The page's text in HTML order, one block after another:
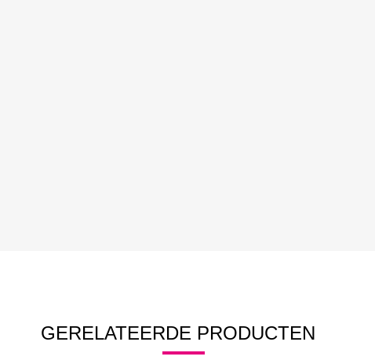
GERELATEERDE PRODUCTEN